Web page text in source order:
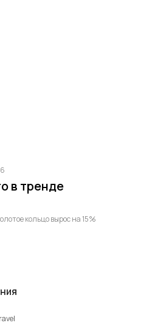
в тренде
кольцо вырос на 15%